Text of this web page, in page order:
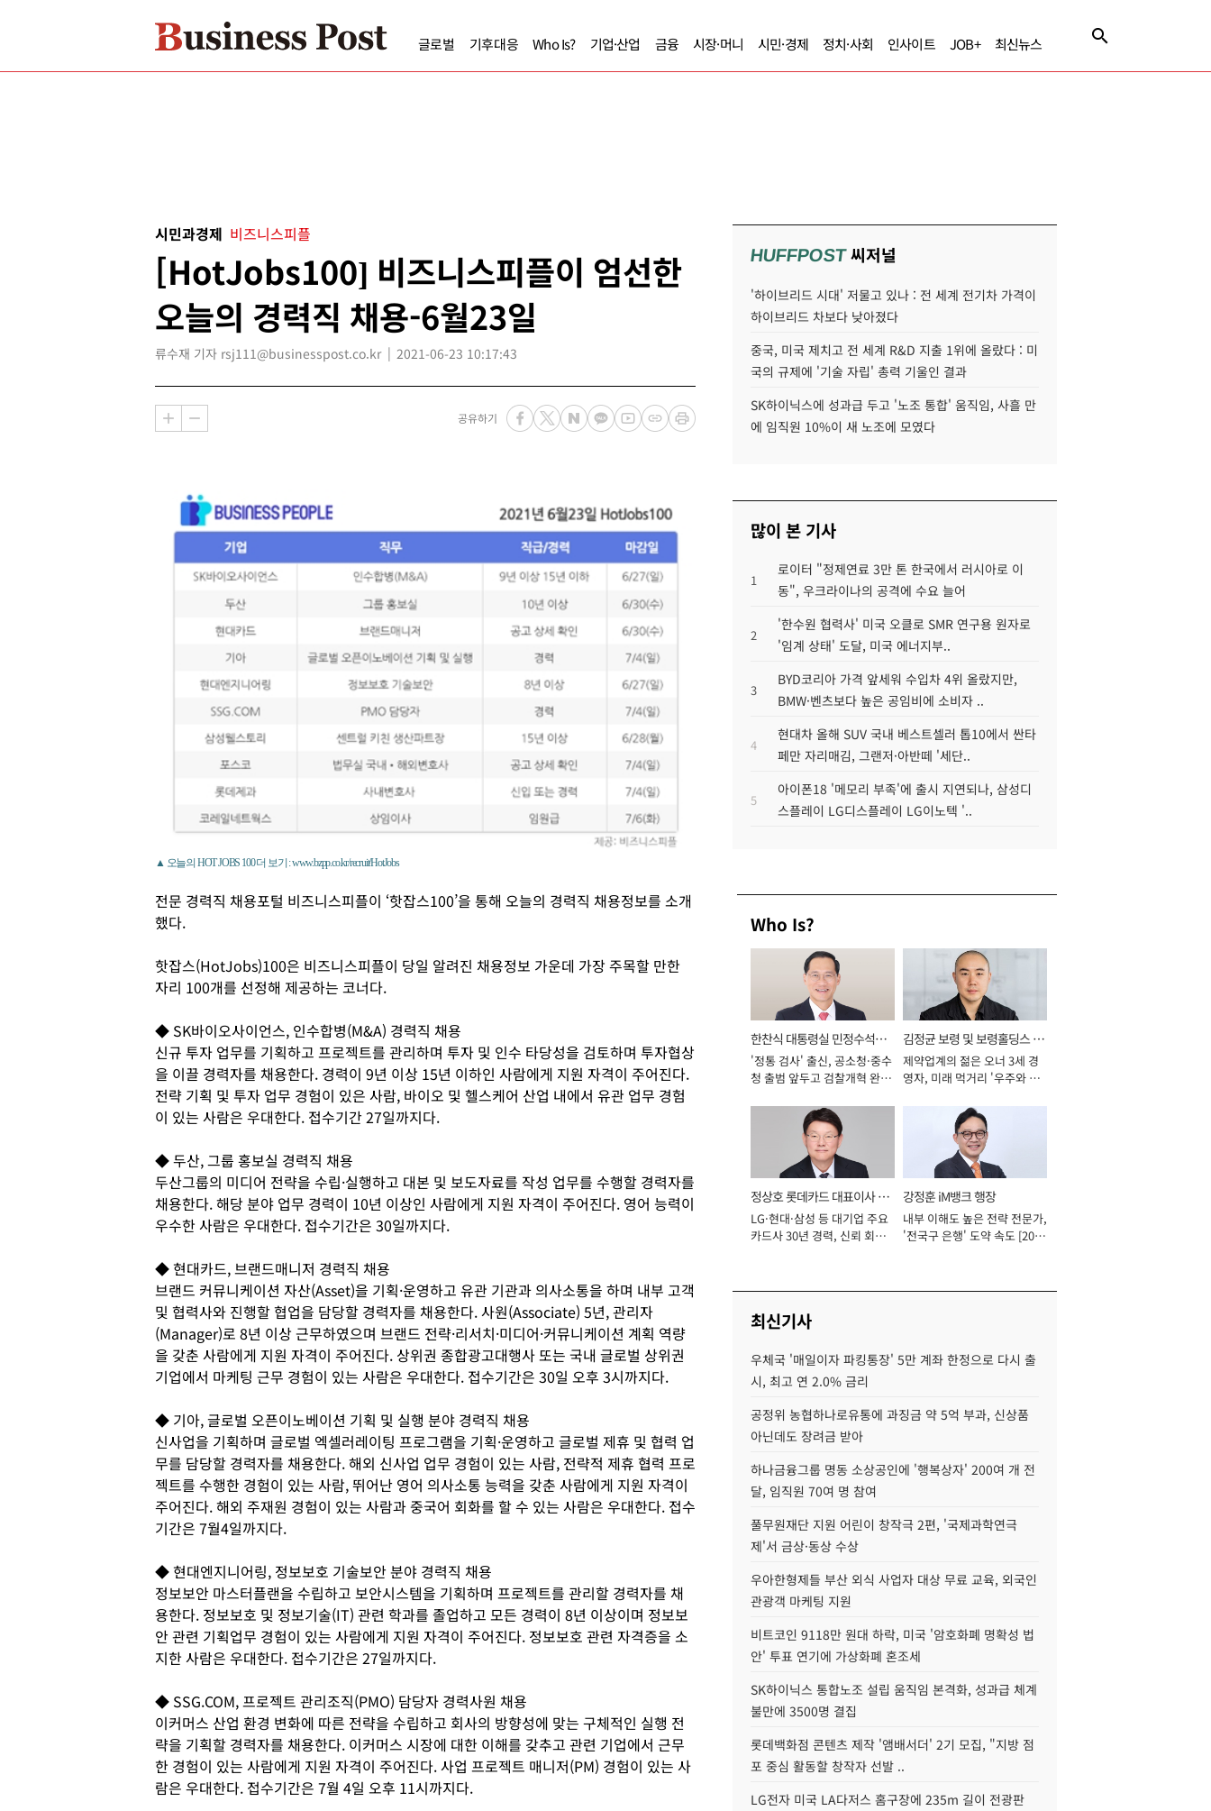
글로벌 기후대응 Who Is? 기업·산업 금융 시장·머니 시민·경제 정치·사회 인사이트 JOB+ 최신뉴스
시민과경제 비즈니스피플
[HotJobs100] 비즈니스피플이 엄선한
오늘의 경력직 채용-6월23일
류수재 기자 rsj111@businesspost.co.kr 2021-06-23 10:17:43
공유하기
▲ 오늘의 HOT JOBS 100 더 보기 : www.bzpp.co.kr/recruit/HotJobs
전문 경력직 채용포털 비즈니스피플이 ‘핫잡스100’을 통해 오늘의 경력직 채용정보를 소개
했다.
핫잡스(HotJobs)100은 비즈니스피플이 당일 알려진 채용정보 가운데 가장 주목할 만한
자리 100개를 선정해 제공하는 코너다.
◆ SK바이오사이언스, 인수합병(M&A) 경력직 채용
신규 투자 업무를 기획하고 프로젝트를 관리하며 투자 및 인수 타당성을 검토하며 투자협상
을 이끌 경력자를 채용한다. 경력이 9년 이상 15년 이하인 사람에게 지원 자격이 주어진다.
전략 기획 및 투자 업무 경험이 있은 사람, 바이오 및 헬스케어 산업 내에서 유관 업무 경험
이 있는 사람은 우대한다. 접수기간 27일까지다.
◆ 두산, 그룹 홍보실 경력직 채용
두산그룹의 미디어 전략을 수립·실행하고 대본 및 보도자료를 작성 업무를 수행할 경력자를
채용한다. 해당 분야 업무 경력이 10년 이상인 사람에게 지원 자격이 주어진다. 영어 능력이
우수한 사람은 우대한다. 접수기간은 30일까지다.
◆ 현대카드, 브랜드매니저 경력직 채용
브랜드 커뮤니케이션 자산(Asset)을 기획·운영하고 유관 기관과 의사소통을 하며 내부 고객
및 협력사와 진행할 협업을 담당할 경력자를 채용한다. 사원(Associate) 5년, 관리자
(Manager)로 8년 이상 근무하였으며 브랜드 전략·리서치·미디어·커뮤니케이션 계획 역량
을 갖춘 사람에게 지원 자격이 주어진다. 상위권 종합광고대행사 또는 국내 글로벌 상위권
기업에서 마케팅 근무 경험이 있는 사람은 우대한다. 접수기간은 30일 오후 3시까지다.
◆ 기아, 글로벌 오픈이노베이션 기획 및 실행 분야 경력직 채용
신사업을 기획하며 글로벌 엑셀러레이팅 프로그램을 기획·운영하고 글로벌 제휴 및 협력 업
무를 담당할 경력자를 채용한다. 해외 신사업 업무 경험이 있는 사람, 전략적 제휴 협력 프로
젝트를 수행한 경험이 있는 사람, 뛰어난 영어 의사소통 능력을 갖춘 사람에게 지원 자격이
주어진다. 해외 주재원 경험이 있는 사람과 중국어 회화를 할 수 있는 사람은 우대한다. 접수
기간은 7월4일까지다.
◆ 현대엔지니어링, 정보보호 기술보안 분야 경력직 채용
정보보안 마스터플랜을 수립하고 보안시스템을 기획하며 프로젝트를 관리할 경력자를 채
용한다. 정보보호 및 정보기술(IT) 관련 학과를 졸업하고 모든 경력이 8년 이상이며 정보보
안 관련 기획업무 경험이 있는 사람에게 지원 자격이 주어진다. 정보보호 관련 자격증을 소
지한 사람은 우대한다. 접수기간은 27일까지다.
◆ SSG.COM, 프로젝트 관리조직(PMO) 담당자 경력사원 채용
이커머스 산업 환경 변화에 따른 전략을 수립하고 회사의 방향성에 맞는 구체적인 실행 전
략을 기획할 경력자를 채용한다. 이커머스 시장에 대한 이해를 갖추고 관련 기업에서 근무
한 경험이 있는 사람에게 지원 자격이 주어진다. 사업 프로젝트 매니저(PM) 경험이 있는 사
람은 우대한다. 접수기간은 7월 4일 오후 11시까지다.
HUFFPOST씨저널
'하이브리드 시대' 저물고 있나 : 전 세계 전기차 가격이
하이브리드 차보다 낮아졌다
중국, 미국 제치고 전 세계 R&D 지출 1위에 올랐다 : 미
국의 규제에 '기술 자립' 총력 기울인 결과
SK하이닉스에 성과급 두고 '노조 통합' 움직임, 사흘 만
에 임직원 10%이 새 노조에 모였다
많이 본 기사
1
로이터 "정제연료 3만 톤 한국에서 러시아로 이
동", 우크라이나의 공격에 수요 늘어
2
'한수원 협력사' 미국 오클로 SMR 연구용 원자로
'임계 상태' 도달, 미국 에너지부..
3
BYD코리아 가격 앞세워 수입차 4위 올랐지만,
BMW·벤츠보다 높은 공임비에 소비자 ..
4
현대차 올해 SUV 국내 베스트셀러 톱10에서 싼타
페만 자리매김, 그랜저·아반떼 '세단..
5
아이폰18 '메모리 부족'에 출시 지연되나, 삼성디
스플레이 LG디스플레이 LG이노텍 '..
Who Is?
한찬식 대통령실 민정수석비
서관
'정통 검사' 출신, 공소청·중수
청 출범 앞두고 검찰개혁 완수
김정균 보령 및 보령홀딩스 대
표이사 사장
제약업계의 젊은 오너 3세 경
영자, 미래 먹거리 '우주와 헬
정상호 롯데카드 대표이사 사
장
LG·현대·삼성 등 대기업 주요
카드사 30년 경력, 신뢰 회복
강정훈 iM뱅크 행장
내부 이해도 높은 전략 전문가,
'전국구 은행' 도약 속도 [2026
최신기사
우체국 '매일이자 파킹통장' 5만 계좌 한정으로 다시 출
시, 최고 연 2.0% 금리
공정위 농협하나로유통에 과징금 약 5억 부과, 신상품
아닌데도 장려금 받아
하나금융그룹 명동 소상공인에 '행복상자' 200여 개 전
달, 임직원 70여 명 참여
풀무원재단 지원 어린이 창작극 2편, '국제과학연극
제'서 금상·동상 수상
우아한형제들 부산 외식 사업자 대상 무료 교육, 외국인
관광객 마케팅 지원
비트코인 9118만 원대 하락, 미국 '암호화폐 명확성 법
안' 투표 연기에 가상화폐 혼조세
SK하이닉스 통합노조 설립 움직임 본격화, 성과급 체계
불만에 3500명 결집
롯데백화점 콘텐츠 제작 '앰배서더' 2기 모집, "지방 점
포 중심 활동할 창작자 선발 ..
LG전자 미국 LA다저스 홈구장에 235m 길이 전광판